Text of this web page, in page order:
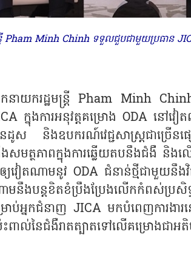
រី Pham Minh Chinh ទទួលជួបជាមួយប្រធាន
ាយករដ្ឋមន្ត្រី Pham Minh
ក្នុងការអនុវត្តគម្រោង ODA នៅវ
ងឧបករណ៍វេជ្ជសាស្ត្រជាច្រើនផ្ស
មត្ថភាពក្នុងការឆ្លើយតបនឹងជំងឺ និងល
ឲ្យវៀតណាមនូវ ODA ជំនាន់ថ្មីជាមួយនឹ
នឹងបន្តខិតខំប្រឹងប្រែងលើកកំពស់ប្រសិទ្ធ
នកជំនាញ JICA មកបំពេញការងារ
ល់នៃជំងឺរាតត្បាតទៅលើគម្រោងជាអតិ